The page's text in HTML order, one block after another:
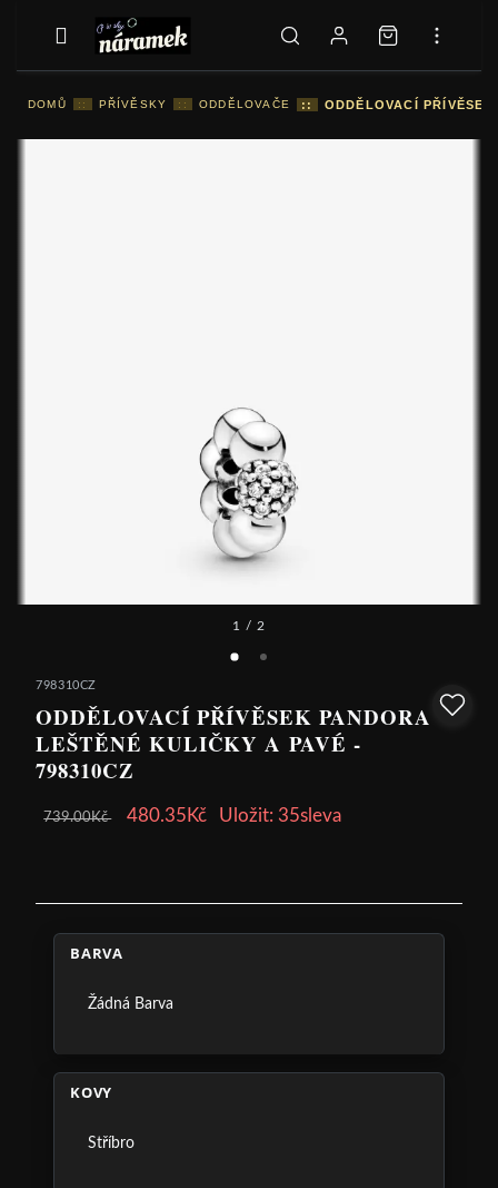
DOMŮ :: PŘÍVĚSKY :: ODDĚLOVAČE :: ODDĚLOVACÍ
1 / 2
798310CZ
ODDĚLOVACÍ PŘÍVĚSEK PANDORA
LEŠTĚNÉ KULIČKY A PAVÉ -
798310CZ
739.00Kč 480.35Kč Uložit: 35sleva
BARVA
Žádná Barva
KOVY
Stříbro